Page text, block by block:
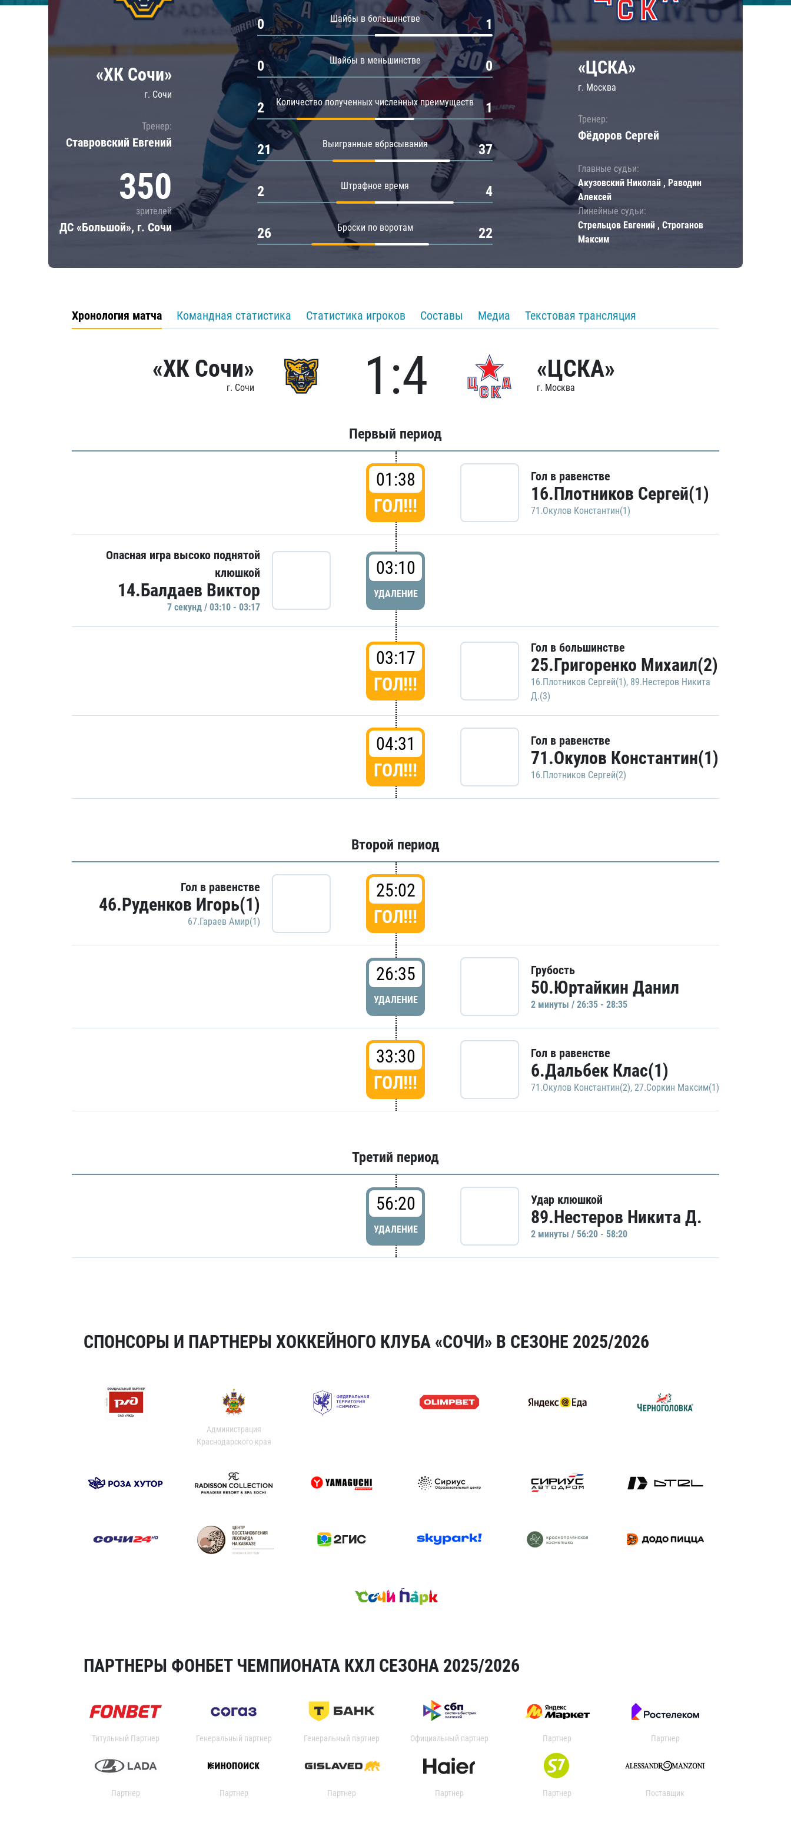
Локомотив
ЦСКА
Шанхайские Драконы
Амур
Барыс
Салават Юлаев
«ХК Сочи»
г. Сочи
Тренер:
Ставровский Евгений
350
зрителей
ДС «Большой», г. Сочи
Шайбы в большинстве
0 1
Шайбы в меньшинстве
0 0
Количество полученных численных преимуществ
2 1
Выигранные вбрасывания
21 37
Штрафное время
2 4
Броски по воротам
26 22
«ЦСКА»
г. Москва
Тренер:
Фёдоров Сергей
Главные судьи:
Акузовский Николай , Раводин
Алексей
Линейные судьи:
Стрельцов Евгений , Строганов
Максим
Хронология матча Командная статистика Статистика игроков Составы Медиа Текстовая трансляция
«ХК Сочи»
г. Сочи 1:4 «ЦСКА»
г. Москва
Первый период
01:38
ГОЛ!!!
Гол в равенстве
16.Плотников Сергей(1)
71.Окулов Константин(1)
Опасная игра высоко поднятой
клюшкой
14.Балдаев Виктор
7 секунд / 03:10 - 03:17
03:10
УДАЛЕНИЕ
03:17
ГОЛ!!!
Гол в большинстве
25.Григоренко Михаил(2)
16.Плотников Сергей(1), 89.Нестеров Никита
Д.(3)
04:31
ГОЛ!!!
Гол в равенстве
71.Окулов Константин(1)
16.Плотников Сергей(2)
Второй период
Гол в равенстве
46.Руденков Игорь(1)
67.Гараев Амир(1)
25:02
ГОЛ!!!
26:35
УДАЛЕНИЕ
Грубость
50.Юртайкин Данил
2 минуты / 26:35 - 28:35
33:30
ГОЛ!!!
Гол в равенстве
6.Дальбек Клас(1)
71.Окулов Константин(2), 27.Соркин Максим(1)
Третий период
56:20
УДАЛЕНИЕ
Удар клюшкой
89.Нестеров Никита Д.
2 минуты / 56:20 - 58:20
СПОНСОРЫ И ПАРТНЕРЫ ХОККЕЙНОГО КЛУБА «СОЧИ» В СЕЗОНЕ 2025/2026
Администрация
Краснодарского края
ПАРТНЕРЫ ФОНБЕТ ЧЕМПИОНАТА КХЛ СЕЗОНА 2025/2026
Титульный Партнер Генеральный партнер Генеральный партнер Официальный партнер Партнер Партнер
Партнер Партнер Партнер Партнер Партнер Поставщик